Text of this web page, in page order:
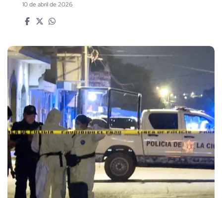
10 de abril de 2026